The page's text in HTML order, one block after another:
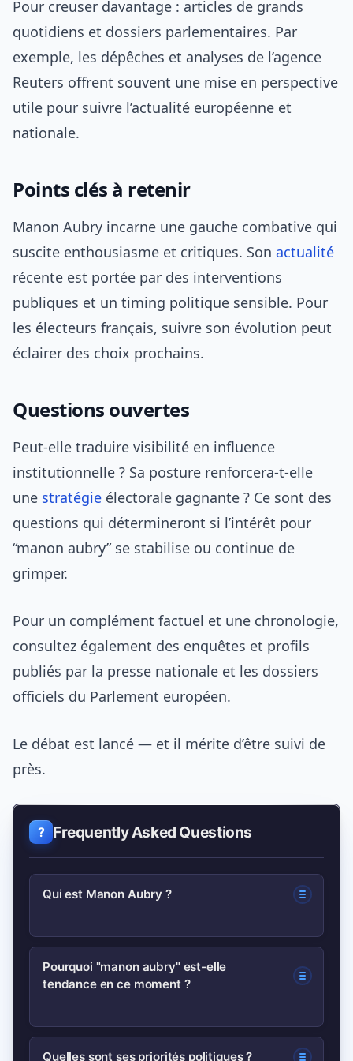
Pour creuser davantage : articles de grands
quotidiens et dossiers parlementaires. Par
exemple, les dépêches et analyses de l’agence
Reuters offrent souvent une mise en perspective
utile pour suivre l’actualité européenne et
nationale.
Points clés à retenir
Manon Aubry incarne une gauche combative qui
suscite enthousiasme et critiques. Son actualité
récente est portée par des interventions
publiques et un timing politique sensible. Pour
les électeurs français, suivre son évolution peut
éclairer des choix prochains.
Questions ouvertes
Peut-elle traduire visibilité en influence
institutionnelle ? Sa posture renforcera-t-elle
une stratégie électorale gagnante ? Ce sont des
questions qui détermineront si l’intérêt pour
“manon aubry” se stabilise ou continue de
grimper.
Pour un complément factuel et une chronologie,
consultez également des enquêtes et profils
publiés par la presse nationale et les dossiers
officiels du Parlement européen.
Le débat est lancé — et il mérite d’être suivi de
près.
Frequently Asked Questions
Qui est Manon Aubry ?
Manon Aubry est députée européenne
connue pour ses prises de position sur
multinationales et la transition
Pourquoi "manon aubry" est-elle
tendance en ce moment ?
Son nom est tendance après des
Quelles sont ses priorités politiques ?